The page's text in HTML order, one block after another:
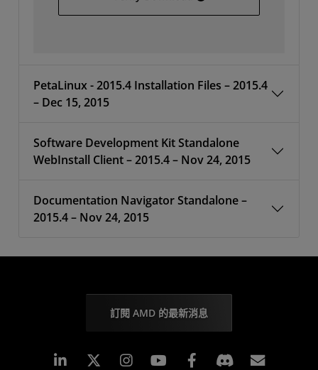
PetaLinux - 2015.4 Installation Files – 2015.4
– Dec 15, 2015
Software Development Kit Standalone
WebInstall Client – 2015.4 – Nov 24, 2015
Documentation Navigator Standalone –
2015.4 – Nov 24, 2015
訂閱 AMD 的最新消息
Linkedin Instagram Facebook